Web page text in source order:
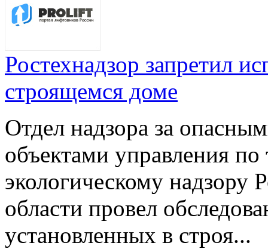
Ростехнадзор запретил
строящемся доме
Отдел надзора за
объектами управления
экологическому надзору
области провел
установленных в строя...